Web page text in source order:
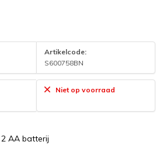
Artikelcode:
S600758BN
Niet op voorraad
AA batterij